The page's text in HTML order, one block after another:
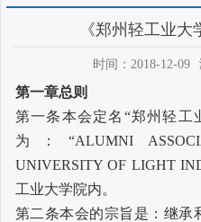
《郑州轻工业大
时间：2018-12-09
第一章总则
第一条本会定名“郑州轻工
为：“ALUMNI
UNIVERSITY OF LIGHT
工业大学院内。
第二条本会的宗旨是：继承